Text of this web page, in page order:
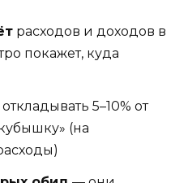
расходов и доходов в
покажет, куда
откладывать 5–10% от
(на